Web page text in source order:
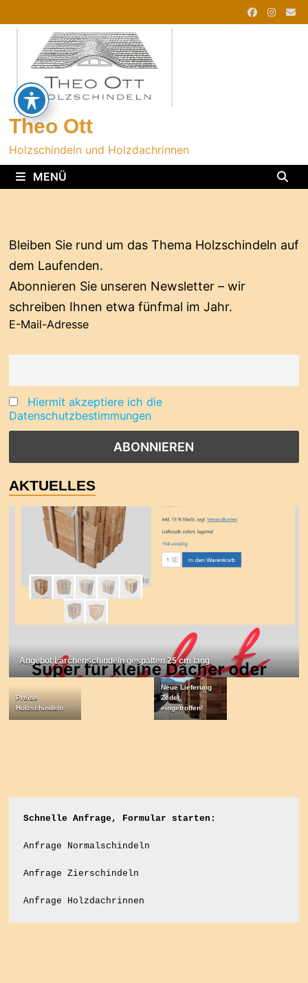
zum
Theo Ott
Holzschindeln und Holzdachrinnen
MENÜ
Bleiben Sie rund um das Thema Holzschindeln auf
dem Laufenden.
Abonnieren Sie unseren Newsletter – wir
schreiben Ihnen etwa fünfmal im Jahr.
E-Mail-Adresse
Hiermit akzeptiere ich die
Datenschutzbestimmungen
AKTUELLES
Angebot Lärchenschindeln gespalten 25 cm lang
Preise
Holzschindeln
Neue Lieferung
Zeder
eingetroffen!
Schnelle Anfrage, Formular starten:
Anfrage Normalschindeln
Anfrage Zierschindeln
Anfrage Holzdachrinnen